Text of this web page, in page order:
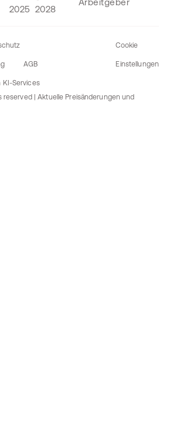
AGB
KI-Services
Cookie
Einstellungen
reserved | Aktuelle Preisänderungen und